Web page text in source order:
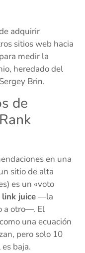
adquirir
sitios web hacia
medir la
heredado del
Brin.
de
en una
sitio de alta
es un «voto
link juice—la
a otro—. El
una ecuación
pero solo 10
baja.